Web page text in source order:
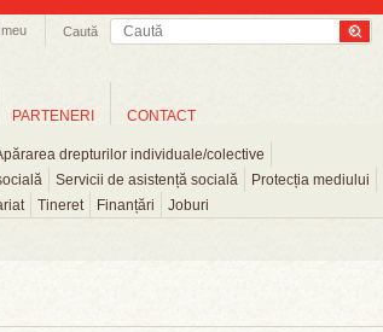
Caută
drepturilor individuale/colective
Servicii de asistență socială
Protecția mediului
Tineret Finanțări Joburi
PARTENERI CONTACT